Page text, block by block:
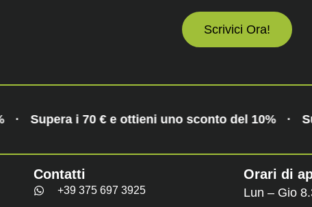
Scrivici Ora!
Supera i 70 € e ottieni uno sconto del 10%
Contatti
+39 375 697 3925
Orari di
Lun – Gio